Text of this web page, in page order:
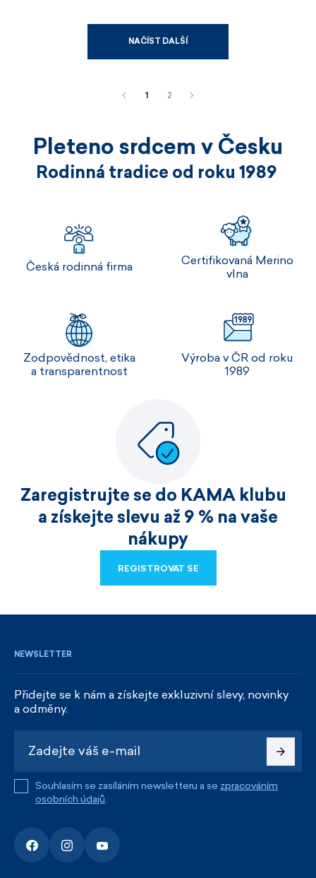
NAČÍST DALŠÍ
1 2
Pleteno srdcem v Česku
Rodinná tradice od roku 1989
Česká rodinná firma
Certifikovaná Merino
vlna
Zodpovědnost, etika
a transparentnost
Výroba v ČR od roku
1989
Zaregistrujte se do KAMA klubu
a získejte slevu až 9 % na vaše
nákupy
REGISTROVAT SE
NEWSLETTER
Přidejte se k nám a získejte exkluzivní slevy, novinky
a odměny.
Souhlasím se zasíláním newsletteru a se zpracováním
osobních údajů.